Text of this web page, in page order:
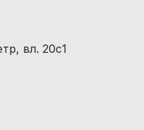
вл. 20с1